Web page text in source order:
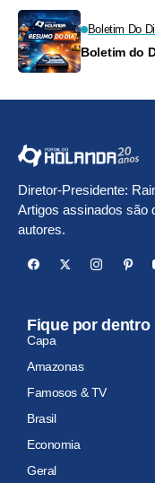
Boletim Do
Boletim do
Diretor-Presidente:
Artigos assinados são
autores.
Fique por dentro
Capa
Amazonas
Famosos & TV
Brasil
Economia
Geral